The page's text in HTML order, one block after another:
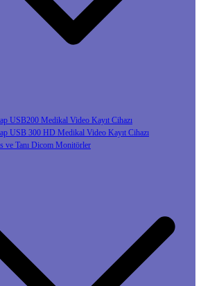
USB200 Medikal Video Kayıt Cihazı
USB 300 HD Medikal Video Kayıt Cihazı
ve Tanı Dicom Monitörler